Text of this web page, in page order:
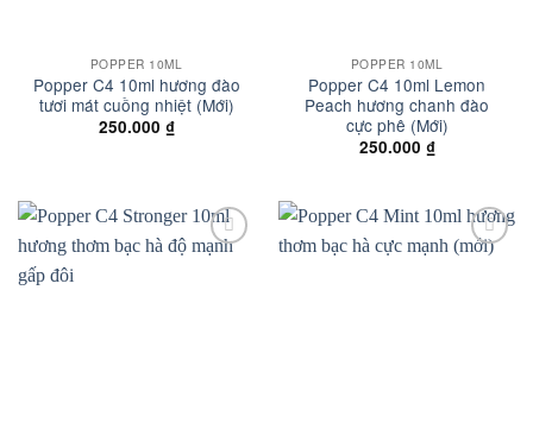
POPPER 10ML
Popper C4 10ml hương đào
tươi mát cuồng nhiệt (Mới)
250.000 ₫
POPPER 10ML
Popper C4 10ml Lemon
Peach hương chanh đào
cực phê (Mới)
250.000 ₫
Add to
Add to